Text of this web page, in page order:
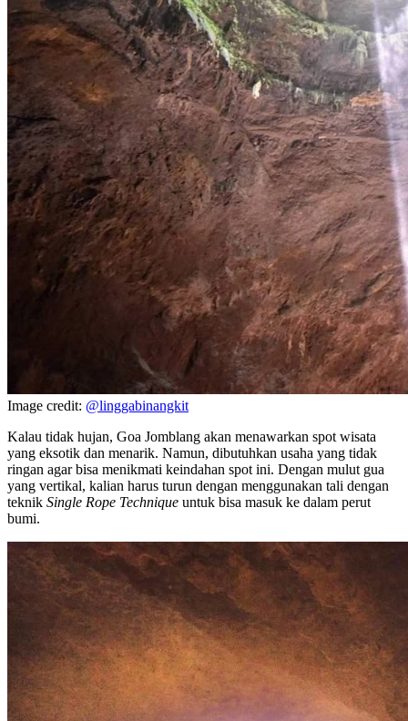
Image credit: @linggabinangkit
Kalau tidak hujan, Goa Jomblang akan menawarkan spot wisata
yang eksotik dan menarik. Namun, dibutuhkan usaha yang tidak
ringan agar bisa menikmati keindahan spot ini. Dengan mulut gua
yang vertikal, kalian harus turun dengan menggunakan tali dengan
teknik Single Rope Technique untuk bisa masuk ke dalam perut
bumi.